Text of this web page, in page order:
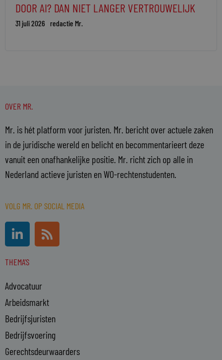
DOOR AI? DAN NIET LANGER VERTROUWELIJK
31 juli 2026 redactie Mr.
OVER MR.
Mr. is hét platform voor juristen. Mr. bericht over actuele zaken
in de juridische wereld en belicht en becommentarieert deze
vanuit een onafhankelijke positie. Mr. richt zich op alle in
Nederland actieve juristen en WO-rechtenstudenten.
VOLG MR. OP SOCIAL MEDIA
L
i
n
k
d
i
n
-
i
n
R
s
s
THEMA'S
Advocatuur
Arbeidsmarkt
Bedrijfsjuristen
Bedrijfsvoering
Gerechtsdeurwaarders